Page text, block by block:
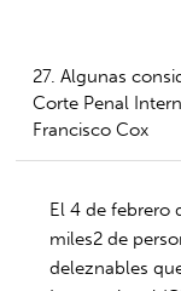
27. Algunas
Corte Penal
Francisco Cox
El 4 de febrero
miles2 de
deleznables